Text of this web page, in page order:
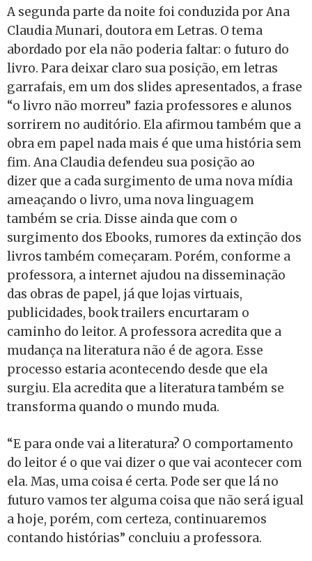
A segunda parte da noite foi conduzida por Ana
Claudia Munari, doutora em Letras. O tema
abordado por ela não poderia faltar: o futuro do
livro. Para deixar claro sua posição, em letras
garrafais, em um dos slides apresentados, a frase
“o livro não morreu” fazia professores e alunos
sorrirem no auditório. Ela afirmou também que a
obra em papel nada mais é que uma história sem
fim. Ana Claudia defendeu sua posição ao
dizer que a cada surgimento de uma nova mídia
ameaçando o livro, uma nova linguagem
também se cria. Disse ainda que com o
surgimento dos Ebooks, rumores da extinção dos
livros também começaram. Porém, conforme a
professora, a internet ajudou na disseminação
das obras de papel, já que lojas virtuais,
publicidades, book trailers encurtaram o
caminho do leitor. A professora acredita que a
mudança na literatura não é de agora. Esse
processo estaria acontecendo desde que ela
surgiu. Ela acredita que a literatura também se
transforma quando o mundo muda.
“E para onde vai a literatura? O comportamento
do leitor é o que vai dizer o que vai acontecer com
ela. Mas, uma coisa é certa. Pode ser que lá no
futuro vamos ter alguma coisa que não será igual
a hoje, porém, com certeza, continuaremos
contando histórias” concluiu a professora.